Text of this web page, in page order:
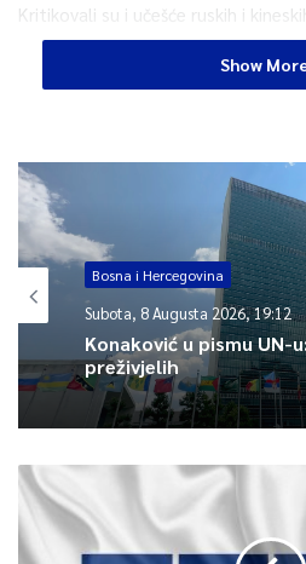
Kritikovali su i učešće ruskih i
“Dok su kineski i ruski predstavnici
protiv koronavirusa”, stoji u
0
Article
Show
Bosna i Hercegovina
Subota, 8 Augusta 2026, 19:12
Konaković u pismu UN-
preživjelih